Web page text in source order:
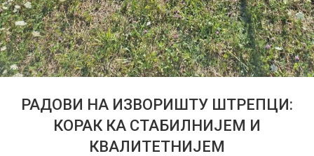
РАДОВИ НА ИЗВОРИШТУ ШТРЕПЦИ:
КОРАК КА СТАБИЛНИЈЕМ И
КВАЛИТЕТНИЈЕМ